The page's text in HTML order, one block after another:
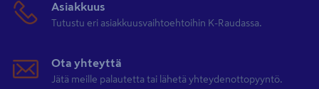
Asiakkuus
Tutustu eri asiakkuusvaihtoehtoihin K-Raudassa.
Ota yhteyttä
Jätä meille palautetta tai lähetä yhteydenottopyyntö.